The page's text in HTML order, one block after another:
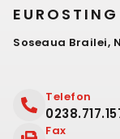
EUROSTING
Soseaua Brailei,
Telefon
Fax